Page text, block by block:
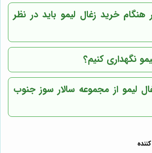
هنگام خرید زغال لیمو باید در نظر
نگهداری کنیم؟
لیمو از مجموعه سالار سوز جنوب